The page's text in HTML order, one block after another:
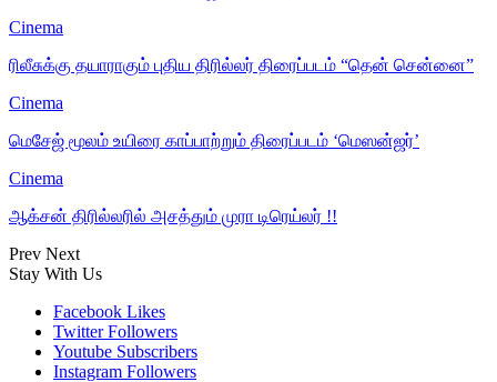
Cinema
ரிலீசுக்கு தயாராகும் புதிய திரில்லர் திரைப்படம் “தென் சென்னை”
Cinema
மெசேஜ் மூலம் உயிரை காப்பாற்றும் திரைப்படம் ‘மெஸன்ஜர்’
Cinema
ஆக்சன் திரில்லரில் அசத்தும் முரா டிரெய்லர் !!
Prev Next
Stay With Us
Facebook Likes
Twitter Followers
Youtube Subscribers
Instagram Followers